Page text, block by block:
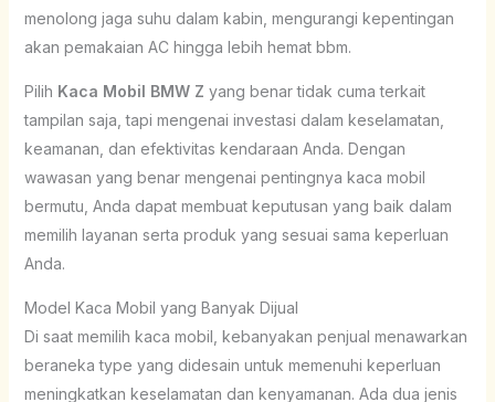
menolong jaga suhu dalam kabin, mengurangi kepentingan
akan pemakaian AC hingga lebih hemat bbm.
Pilih Kaca Mobil BMW Z yang benar tidak cuma terkait
tampilan saja, tapi mengenai investasi dalam keselamatan,
keamanan, dan efektivitas kendaraan Anda. Dengan
wawasan yang benar mengenai pentingnya kaca mobil
bermutu, Anda dapat membuat keputusan yang baik dalam
memilih layanan serta produk yang sesuai sama keperluan
Anda.
Model Kaca Mobil yang Banyak Dijual
Di saat memilih kaca mobil, kebanyakan penjual menawarkan
beraneka type yang didesain untuk memenuhi keperluan
meningkatkan keselamatan dan kenyamanan. Ada dua jenis